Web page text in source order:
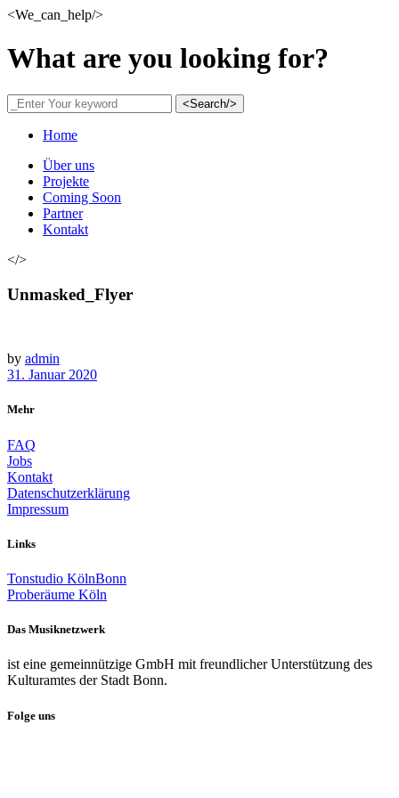
<We_can_help/>
What are you looking for?
<Search/>
Home
Über uns
Projekte
Coming Soon
Partner
Kontakt
</>
Unmasked_Flyer
by admin
31. Januar 2020
Mehr
FAQ
Jobs
Kontakt
Datenschutzerklärung
Impressum
Links
Tonstudio KölnBonn
Proberäume Köln
Das Musiknetzwerk
ist eine gemeinnützige GmbH mit freundlicher Unterstützung des
Kulturamtes der Stadt Bonn.
Folge uns